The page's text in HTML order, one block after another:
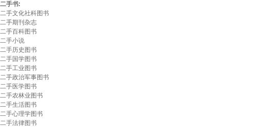
二手书:
二手文化社科图书
二手期刊杂志
二手百科图书
二手小说
二手历史图书
二手国学图书
二手工业图书
二手政治军事图书
二手医学图书
二手农林业图书
二手生活图书
二手心理学图书
二手法律图书